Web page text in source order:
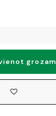
grozam